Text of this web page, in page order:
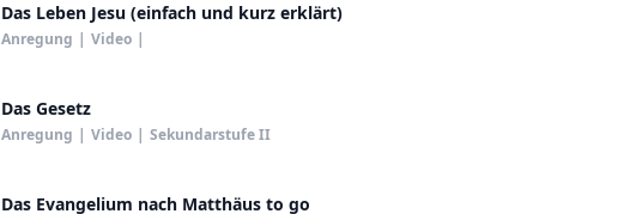
Das Leben Jesu (einfach und kurz erklärt)
Anregung | Video |
Das Gesetz
Anregung | Video | Sekundarstufe II
Das Evangelium nach Matthäus to go